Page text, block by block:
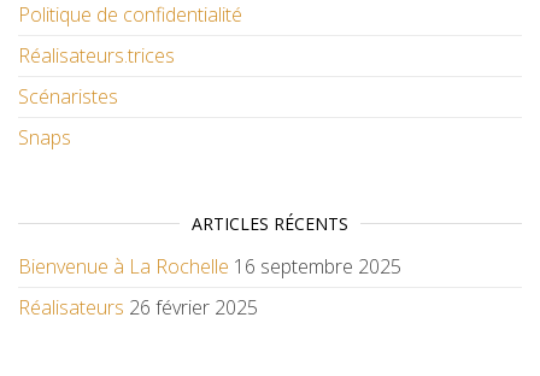
Politique de confidentialité
Réalisateurs.trices
Scénaristes
Snaps
ARTICLES RÉCENTS
Bienvenue à La Rochelle 16 septembre 2025
Réalisateurs 26 février 2025